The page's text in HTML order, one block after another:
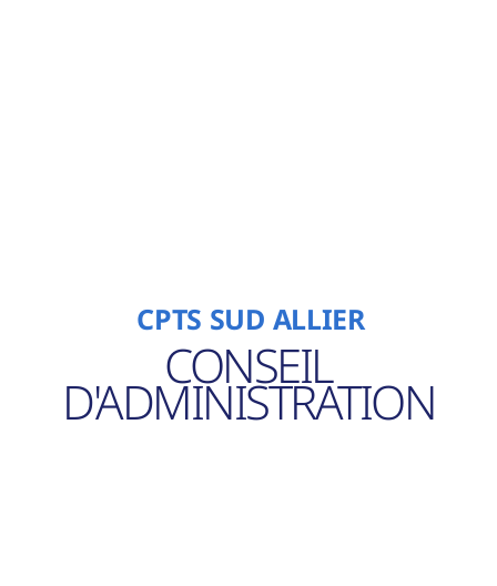
CPTS SUD ALLIER
CONSEIL
D'ADMINISTRATION